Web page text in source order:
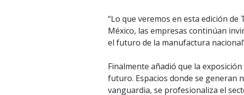
“Lo que veremos en esta edición
México, las empresas continúan
el futuro de la manufactura
Finalmente añadió que la
futuro. Espacios donde se generan
vanguardia, se profesionaliza el